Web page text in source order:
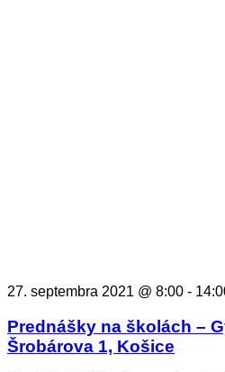
27. septembra 2021 @ 8:00 -
Prednášky na školách –
Šrobárova 1, Košice